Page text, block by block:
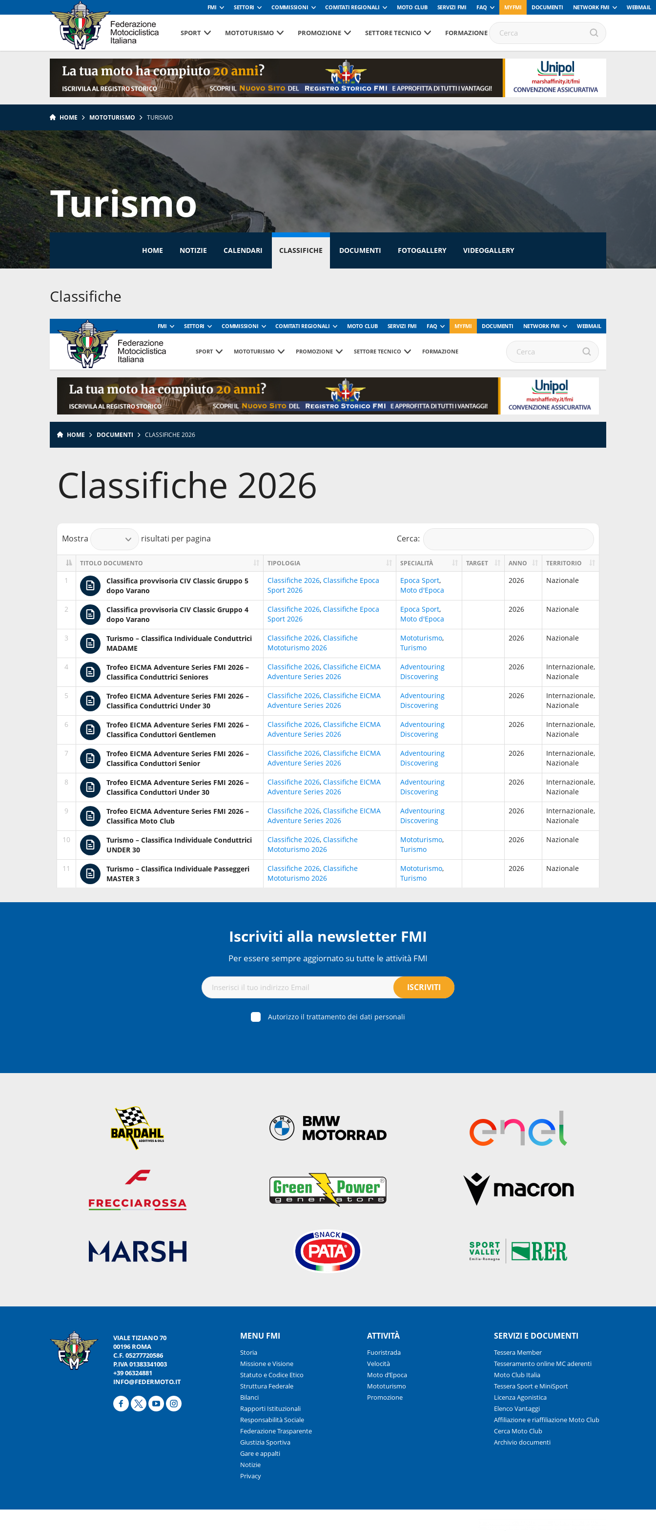
FMI SETTORI COMMISSIONI COMITATI REGIONALI MOTO CLUB SERVIZI FMI FAQ MYFMI DOCUMENTI NETWORK FMI WEBMAIL
SPORT MOTOTURISMO PROMOZIONE SETTORE TECNICO FORMAZIONE
HOME MOTOTURISMO TURISMO
Turismo
HOME NOTIZIE CALENDARI CLASSIFICHE DOCUMENTI FOTOGALLERY VIDEOGALLERY
Classifiche
Iscriviti alla newsletter FMI
Per essere sempre aggiornato su tutte le attività FMI
Autorizzo il trattamento dei dati personali
VIALE TIZIANO 70
00196 ROMA
C.F. 05277720586
P.IVA 01383341003
+39 06324881
INFO@FEDERMOTO.IT
MENU FMI
Storia
Missione e Visione
Statuto e Codice Etico
Struttura Federale
Bilanci
Rapporti Istituzionali
Responsabilità Sociale
Federazione Trasparente
Giustizia Sportiva
Gare e appalti
Notizie
Privacy
ATTIVITÀ
Fuoristrada
Velocità
Moto d’Epoca
Mototurismo
Promozione
SERVIZI E DOCUMENTI
Tessera Member
Tesseramento online MC aderenti
Moto Club Italia
Tessera Sport e MiniSport
Licenza Agonistica
Elenco Vantaggi
Affiliazione e riaffiliazione Moto Club
Cerca Moto Club
Archivio documenti